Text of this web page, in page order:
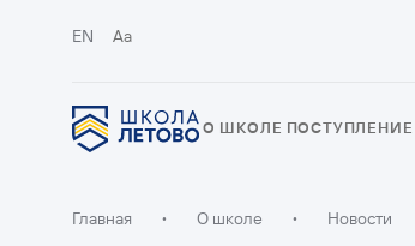
EN Aa
О ШКОЛЕ ПОСТУПЛЕНИЕ
Главная • О школе • Новости